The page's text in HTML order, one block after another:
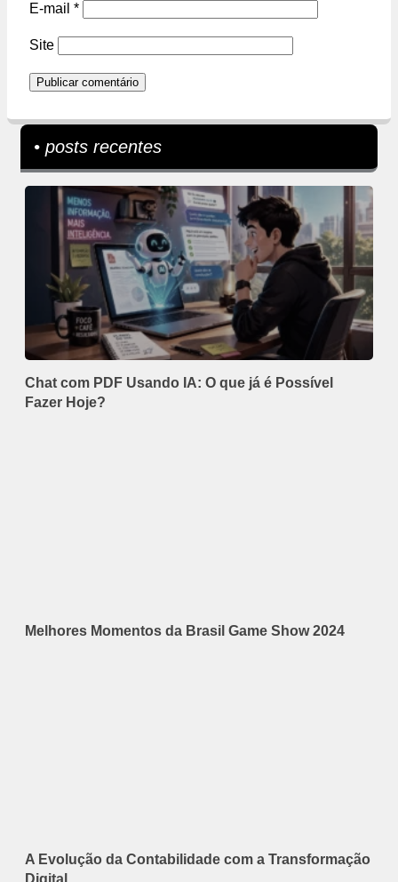
E-mail *
Site
• posts recentes
Chat com PDF Usando IA: O que já é Possível
Fazer Hoje?
Melhores Momentos da Brasil Game Show 2024
A Evolução da Contabilidade com a Transformação